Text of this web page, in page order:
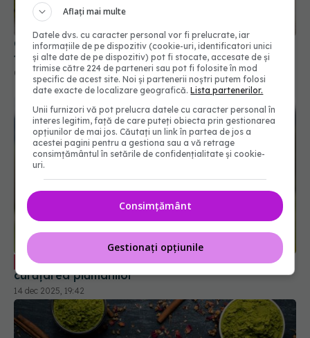
Ce se întâmplă dacă mănânci corcodușe verzi. Nu
ți-a spus nimeni ASTA! Sunt cianură în stomac
02 iul 2025, 10:04
EXCLUSIV Plante și ceaiuri care ajută la
curățarea plămânilor
14 dec 2025, 19:42
Aflați mai multe
Datele dvs. cu caracter personal vor fi prelucrate, iar
informațiile de pe dispozitiv (cookie-uri, identificatori unici
și alte date de pe dispozitiv) pot fi stocate, accesate de și
trimise către 224 de parteneri sau pot fi folosite în mod
specific de acest site. Noi și partenerii noștri putem folosi
date exacte de localizare geografică.Lista partenerilor.
Unii furnizori vă pot prelucra datele cu caracter personal în
interes legitim, față de care puteți obiecta prin gestionarea
opțiunilor de mai jos. Căutați un link în partea de jos a
acestei pagini pentru a gestiona sau a vă retrage
consimțământul în setările de confidențialitate și cookie-
uri.
Consimțământ
Gestionați opțiunile